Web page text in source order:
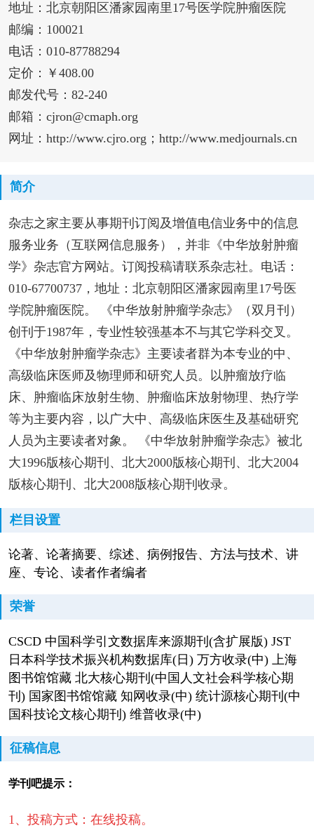
地址：北京朝阳区潘家园南里17号医学院肿瘤医院
邮编：100021
电话：010-87788294
定价：￥408.00
邮发代号：82-240
邮箱：cjron@cmaph.org
网址：http://www.cjro.org；http://www.medjournals.cn
简介
杂志之家主要从事期刊订阅及增值电信业务中的信息
服务业务（互联网信息服务），并非《中华放射肿瘤
学》杂志官方网站。订阅投稿请联系杂志社。电话：
010-67700737，地址：北京朝阳区潘家园南里17号医
学院肿瘤医院。 《中华放射肿瘤学杂志》（双月刊）
创刊于1987年，专业性较强基本不与其它学科交叉。
《中华放射肿瘤学杂志》主要读者群为本专业的中、
高级临床医师及物理师和研究人员。以肿瘤放疗临
床、肿瘤临床放射生物、肿瘤临床放射物理、热疗学
等为主要内容，以广大中、高级临床医生及基础研究
人员为主要读者对象。 《中华放射肿瘤学杂志》被北
大1996版核心期刊、北大2000版核心期刊、北大2004
版核心期刊、北大2008版核心期刊收录。
栏目设置
论著、论著摘要、综述、病例报告、方法与技术、讲
座、专论、读者作者编者
荣誉
CSCD 中国科学引文数据库来源期刊(含扩展版) JST
日本科学技术振兴机构数据库(日) 万方收录(中) 上海
图书馆馆藏 北大核心期刊(中国人文社会科学核心期
刊) 国家图书馆馆藏 知网收录(中) 统计源核心期刊(中
国科技论文核心期刊) 维普收录(中)
征稿信息
学刊吧提示：
1、投稿方式：在线投稿。